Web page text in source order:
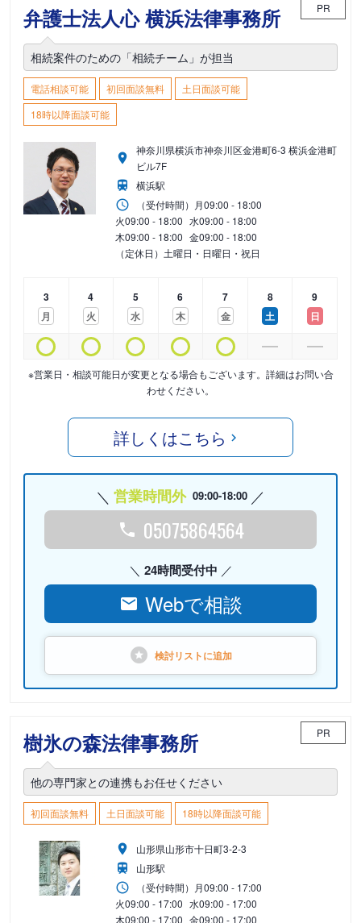
弁護士法人心 横浜法律事務所 PR
相続案件のための「相続チーム」が担当
電話相談可能 初回面談無料
土日面談可能
18時以降面談可能
神奈川県横浜市神奈川区金港町6-3 横浜金港町
ビル7F
横浜駅
（受付時間） 月09:00 - 18:00
火09:00 - 18:00 水09:00 - 18:00
木09:00 - 18:00 金09:00 - 18:00
（定休日）土曜日・日曜日・祝日
3
月
4
火
5
水
6
木
7
金
8
土
9
日
※営業日・相談可能日が変更となる場合もございます。詳細はお問い合
わせください。
詳しくはこちら
営業時間外 09:00-18:00
05075864564
24時間受付中
Webで相談
検討リストに追加
樹氷の森法律事務所 PR
他の専門家との連携もお任せください
初回面談無料 土日面談可能 18時以降面談可能
山形県山形市十日町3-2-3
山形駅
（受付時間） 月09:00 - 17:00
火09:00 - 17:00 水09:00 - 17:00
木09:00 - 17:00 金09:00 - 17:00